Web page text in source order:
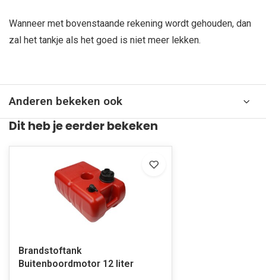
Wanneer met bovenstaande rekening wordt gehouden, dan
zal het tankje als het goed is niet meer lekken.
Anderen bekeken ook
Dit heb je eerder bekeken
Brandstoftank
Buitenboordmotor 12 liter